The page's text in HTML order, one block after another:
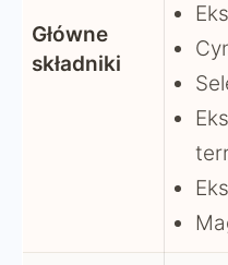
Główne
składniki